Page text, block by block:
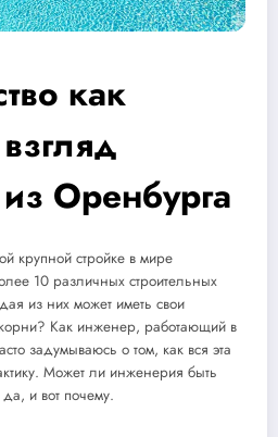
как
Оренбурга
крупной стройке в мире
10 различных строительных
из них может иметь свои
Как инженер, работающий в
задумываюсь о том, как вся эта
Может ли инженерия быть
и вот почему.